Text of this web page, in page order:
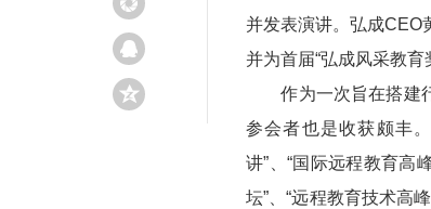
并发表演讲。弘成CEO
并为首届“弘成风采教育
作为一次旨在搭建行
参会者也是收获颇丰
讲”、“国际远程教育高
坛”、“远程教育技术高